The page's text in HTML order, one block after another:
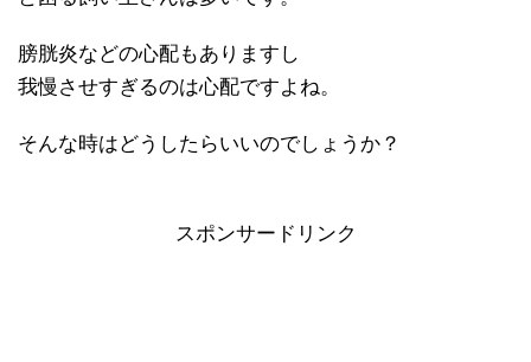
膀胱炎などの心配もありますし
我慢させすぎるのは心配ですよね。
そんな時はどうしたらいいのでしょうか？
スポンサードリンク